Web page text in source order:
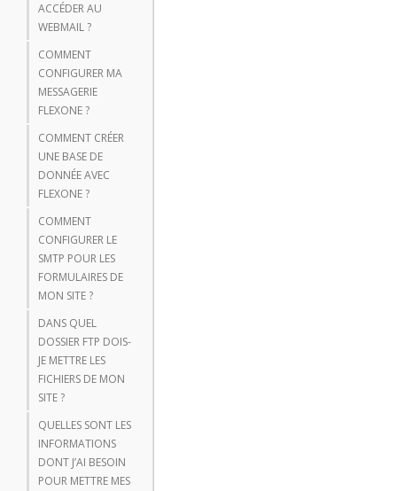
ACCÉDER AU
WEBMAIL ?
COMMENT
CONFIGURER MA
MESSAGERIE
FLEXONE ?
COMMENT CRÉER
UNE BASE DE
DONNÉE AVEC
FLEXONE ?
COMMENT
CONFIGURER LE
SMTP POUR LES
FORMULAIRES DE
MON SITE ?
DANS QUEL
DOSSIER FTP DOIS-
JE METTRE LES
FICHIERS DE MON
SITE ?
QUELLES SONT LES
INFORMATIONS
DONT J’AI BESOIN
POUR METTRE MES